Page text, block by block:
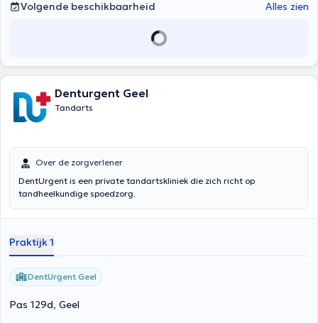
Volgende beschikbaarheid Alles zien
Denturgent Geel
Tandarts
Over de zorgverlener
DentUrgent is een private tandartskliniek die zich richt op
tandheelkundige spoedzorg.
Praktijk 1
DentUrgent Geel
Pas 129d, Geel